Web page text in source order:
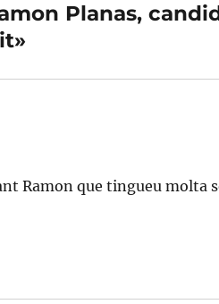
Planas,
Ramon que tingueu molta